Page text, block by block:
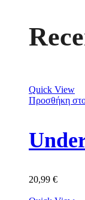
Quick View
Προσθήκη
20,99 €